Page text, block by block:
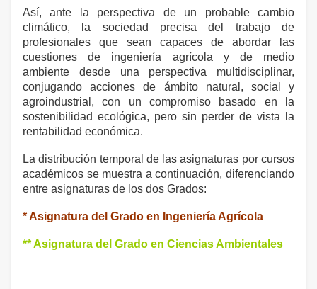
Así, ante la perspectiva de un probable cambio
climático, la sociedad precisa del trabajo de
profesionales que sean capaces de abordar las
cuestiones de ingeniería agrícola y de medio
ambiente desde una perspectiva multidisciplinar,
conjugando acciones de ámbito natural, social y
agroindustrial, con un compromiso basado en la
sostenibilidad ecológica, pero sin perder de vista la
rentabilidad económica.
La distribución temporal de las asignaturas por cursos
académicos se muestra a continuación, diferenciando
entre asignaturas de los dos Grados:
* Asignatura del Grado en Ingeniería Agrícola
** Asignatura del Grado en Ciencias Ambientales